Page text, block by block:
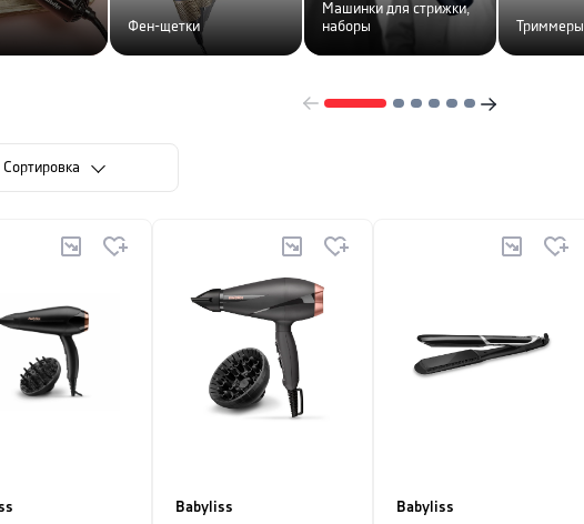
Фен-щетки
Машинки для стрижки,
наборы
Триммеры
Cортировка
Babyliss
Babyliss